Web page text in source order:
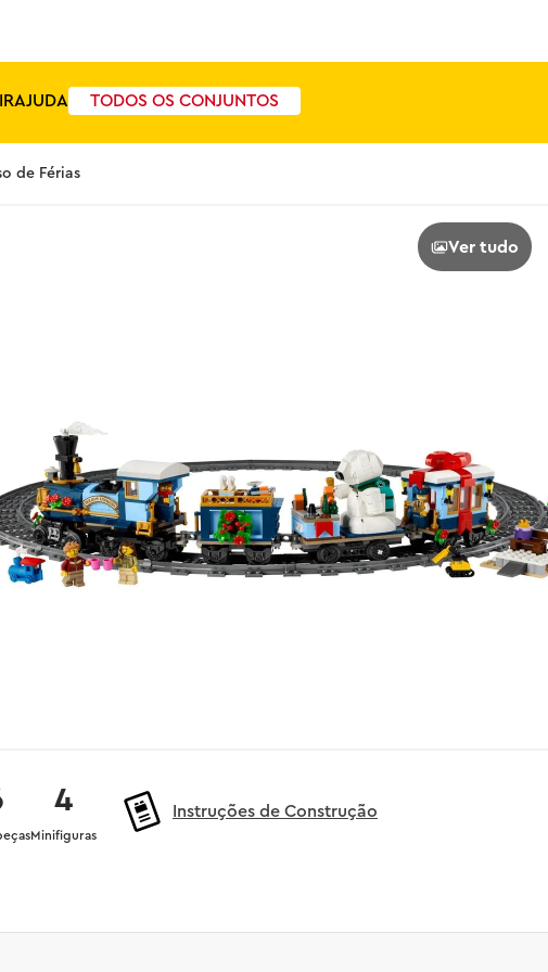
AJUDA TODOS OS CONJUNTOS
de Férias
Ver tudo
4
Minifiguras
Instruções de Construção